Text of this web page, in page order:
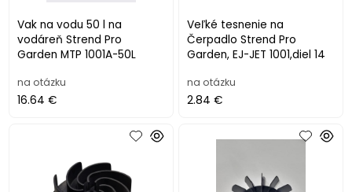
Vak na vodu 50 l na
vodáreň Strend Pro
Garden MTP 1001A-50L
na otázku
16.64 €
Veľké tesnenie na
Čerpadlo Strend Pro
Garden, EJ-JET 1001,diel 14
na otázku
2.84 €